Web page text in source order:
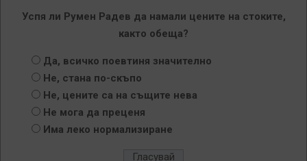
Успя ли Румен Радев да намали цените на стоките,
както обеща?
Да, всичко поевтиня значително
Не, стана по-скъпо
Не, цените са на същите нева
Не мога да преценя
Има леко нормализиране